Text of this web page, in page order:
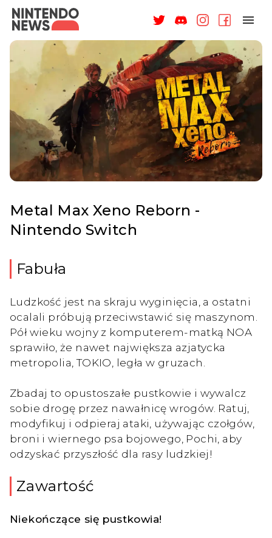
NAGRODY
NEWSY
RECENZJE
ARTYKUŁY
WSPARCIE
ZALOGUJ
Metal Max Xeno Reborn -
Nintendo Switch
Fabuła
Ludzkość jest na skraju wyginięcia, a ostatni
ocalali próbują przeciwstawić się maszynom.
Pół wieku wojny z komputerem-matką NOA
sprawiło, że nawet największa azjatycka
metropolia, TOKIO, legła w gruzach.
Zbadaj to opustoszałe pustkowie i wywalcz
sobie drogę przez nawałnicę wrogów. Ratuj,
modyfikuj i odpieraj ataki, używając czołgów,
broni i wiernego psa bojowego, Pochi, aby
odzyskać przyszłość dla rasy ludzkiej!
Zawartość
Niekończące się pustkowia!